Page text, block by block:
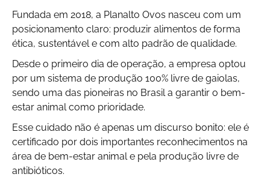
Fundada em 2018, a Planalto Ovos nasceu com um
posicionamento claro: produzir alimentos de forma
ética, sustentável e com alto padrão de qualidade.
Desde o primeiro dia de operação, a empresa optou
por um sistema de produção 100% livre de gaiolas,
sendo uma das pioneiras no Brasil a garantir o bem-
estar animal como prioridade.
Esse cuidado não é apenas um discurso bonito: ele é
certificado por dois importantes reconhecimentos na
área de bem-estar animal e pela produção livre de
antibióticos.